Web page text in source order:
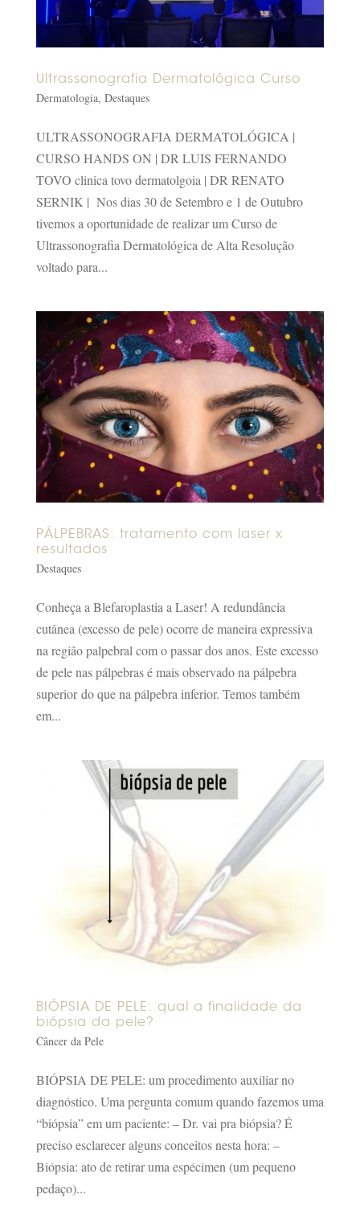
Ultrassonografia Dermatológica Curso
Dermatologia, Destaques
ULTRASSONOGRAFIA DERMATOLÓGICA |
CURSO HANDS ON | DR LUIS FERNANDO
TOVO clinica tovo dermatolgoia | DR RENATO
SERNIK | Nos dias 30 de Setembro e 1 de Outubro
tivemos a oportunidade de realizar um Curso de
Ultrassonografia Dermatológica de Alta Resolução
voltado para...
PÁLPEBRAS: tratamento com laser x
resultados
Destaques
Conheça a Blefaroplastia a Laser! A redundância
cutânea (excesso de pele) ocorre de maneira expressiva
na região palpebral com o passar dos anos. Este excesso
de pele nas pálpebras é mais observado na pálpebra
superior do que na pálpebra inferior. Temos também
em...
BIÓPSIA DE PELE: qual a finalidade da
biópsia da pele?
Câncer da Pele
BIÓPSIA DE PELE: um procedimento auxiliar no
diagnóstico. Uma pergunta comum quando fazemos uma
“biópsia” em um paciente: – Dr. vai pra biópsia? É
preciso esclarecer alguns conceitos nesta hora: –
Biópsia: ato de retirar uma espécimen (um pequeno
pedaço)...